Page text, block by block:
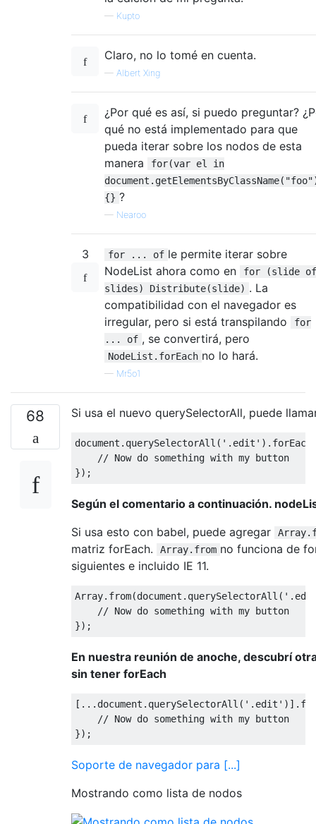
— Kupto
Claro, no lo tomé en cuenta.
— Albert Xing
¿Por qué es así, si puedo preguntar?
qué no está implementado para que
pueda iterar sobre los nodos de esta
manera
for(var el in
{} ?
— Nearoo
3 for ... of le permite iterar sobre
NodeList ahora como en
for (slide of
slides) Distribute(slide) . La
compatibilidad con el navegador es
irregular, pero si está transpilando
for
... of , se convertirá, pero
NodeList.forEach no lo hará.
— Mr5o1
68 Si usa el nuevo querySelectorAll, puede
document . querySelectorAll ( '.edit' ). forEach
// Now do something with my button
});
Según el comentario a continuación.
Si usa esto con babel, puede agregar
matriz forEach. Array.from no funciona de
siguientes e incluido IE 11.
Array. from(document . querySelectorAll (
// Now do something with my button
});
En nuestra reunión de anoche, descubrí
sin tener forEach
[... document . querySelectorAll ( '.edit' )].
// Now do something with my button
});
Soporte de navegador para [...]
Mostrando como lista de nodos